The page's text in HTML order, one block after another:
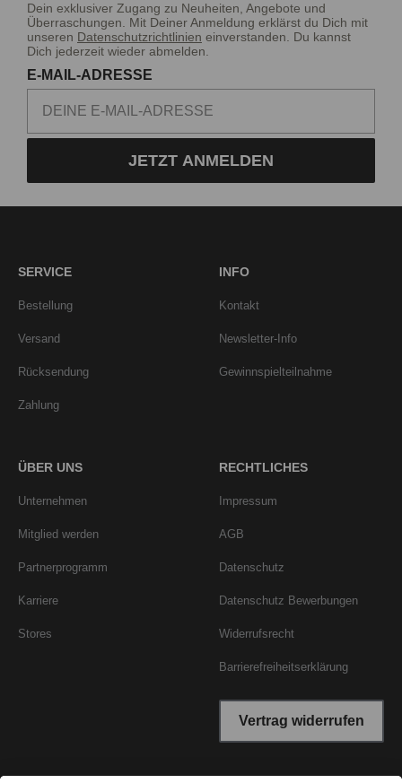
Dein exklusiver Zugang zu Neuheiten, Angebote und
Überraschungen. Mit Deiner Anmeldung erklärst du Dich mit
unseren Datenschutzrichtlinien einverstanden. Du kannst
Dich jederzeit wieder abmelden.
E-MAIL-ADRESSE
JETZT ANMELDEN
SERVICE
Bestellung
Versand
Rücksendung
Zahlung
INFO
Kontakt
Newsletter-Info
Gewinnspielteilnahme
ÜBER UNS
Unternehmen
Mitglied werden
Partnerprogramm
Karriere
Stores
RECHTLICHES
Impressum
AGB
Datenschutz
Datenschutz Bewerbungen
Widerrufsrecht
Barrierefreiheitserklärung
Vertrag widerrufen